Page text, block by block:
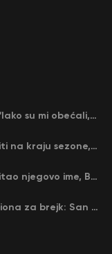
Zašto Rade Krunić ne igra za Srbiju? “Iako su mi obećali, niko me nije zvao…”
Kraj jedne ere – Gvardiola napušta Siti na kraju sezone, menja ga njegov nekadašnji rival
Nejmar ide na Mundijal: Anćeloti pročitao njegovo ime, Brazil u delirijumu (VIDEO)
Strašni Vembanjama “izudarao” šampiona za brejk: San Antonio poveo protiv Oklahome